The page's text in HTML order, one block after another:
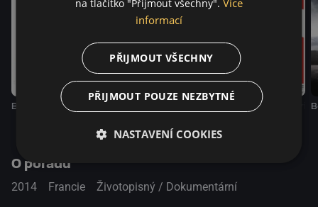
Bratři Lumiérové Poznámky k Hitlerovi
O pořadu
2014 Francie Životopisný / Dokumentární
na tlačítko "Přijmout všechny". Více
informací
PŘIJMOUT VŠECHNY
PŘIJMOUT POUZE NEZBYTNÉ
NASTAVENÍ COOKIES